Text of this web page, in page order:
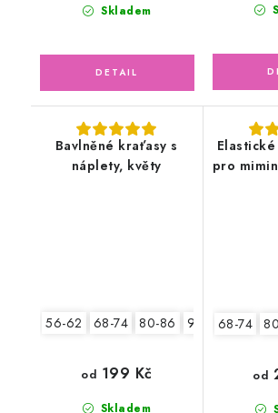
Skladem
Bavlněné kraťasy s
náplety, květy
56-62 68-74 80-86 92-98
Skladem
od 199 Kč
pro
68-74
od